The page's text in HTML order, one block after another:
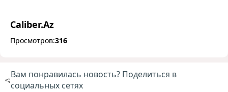
Caliber.Az
Просмотров:316
Вам понравилась новость? Поделиться в
социальных сетях